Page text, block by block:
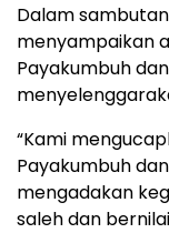
Dalam
menyampaikan
Payakumbuh
“Kami
Payakumbuh
mengadakan
saleh dan